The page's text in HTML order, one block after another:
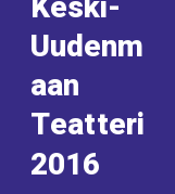
Uudenm
aan
Teatteri
2016